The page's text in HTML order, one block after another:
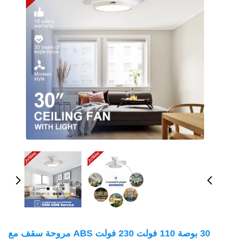
30 بوصة 110 فولت 230 فولت ABS مروحة سقف مع